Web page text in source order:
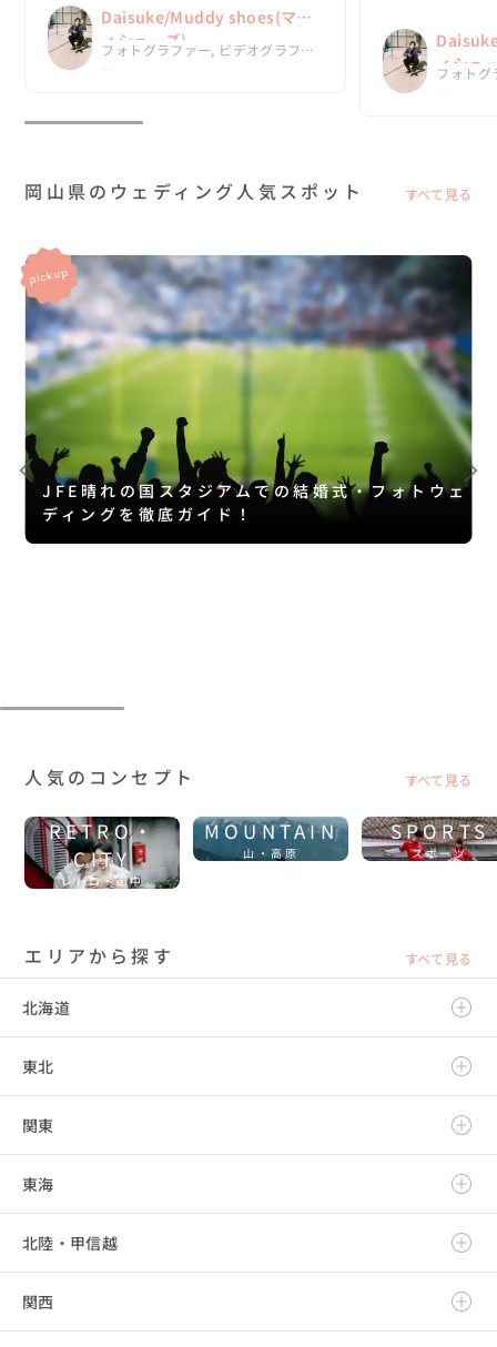
ねと2人で話していました☺️
結婚式で流すのが楽しみです！
ありがとうございます😆
Daisuke/Muddy shoes(マデ
ィシューズ)
フォトグラファー, ビデオグラファ
ィシュ
フォトグ
岡山県のウェディング人気スポット すべて見る
JFE晴れの国スタジアムでの結婚式・フォトウェ
ディングを徹底ガイド！
人気のコンセプト すべて見る
RETRO・
CITY
レトロ・街中
MOUNTAIN
山・高原
SPORTS
スポーツ
エリアから探す すべて見る
北海道
北海道
東北
青森県
岩手県
宮城県
秋田県
関東
茨城県
栃木県
群馬県
東海
岐阜県
静岡県
北陸・甲信越
新潟県
関西